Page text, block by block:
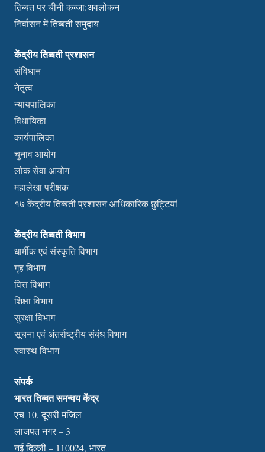
तिब्बत पर चीनी कब्जा:अवलोकन
निर्वासन में तिब्बती समुदाय
केंद्रीय तिब्बती प्रशासन
संविधान
नेतृत्व
न्यायपालिका
विधायिका
कार्यपालिका
चुनाव आयोग
लोक सेवा आयोग
महालेखा परीक्षक
१७ केंद्रीय तिब्बती प्रशासन आधिकारिक छुट्टियां
केंद्रीय तिब्बती विभाग
धार्मीक एवं संस्कृति विभाग
गृह विभाग
वित्त विभाग
शिक्षा विभाग
सुरक्षा विभाग
सूचना एवं अंतर्राष्ट्रीय संबंध विभाग
स्वास्थ विभाग
संपर्क
भारत तिब्बत समन्वय केंद्र
एच-10, दूसरी मंजिल
लाजपत नगर – 3
नई दिल्ली – 110024, भारत